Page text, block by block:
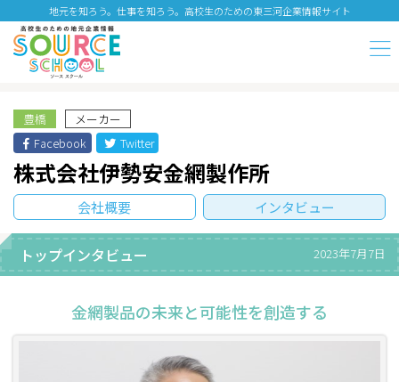
地元を知ろう。仕事を知ろう。高校生のための東三河企業情報サイト
豊橋
メーカー
Facebook
Twitter
株式会社伊勢安金網製作所
会社概要 インタビュー
トップインタビュー 2023年7月7日
金網製品の未来と可能性を創造する